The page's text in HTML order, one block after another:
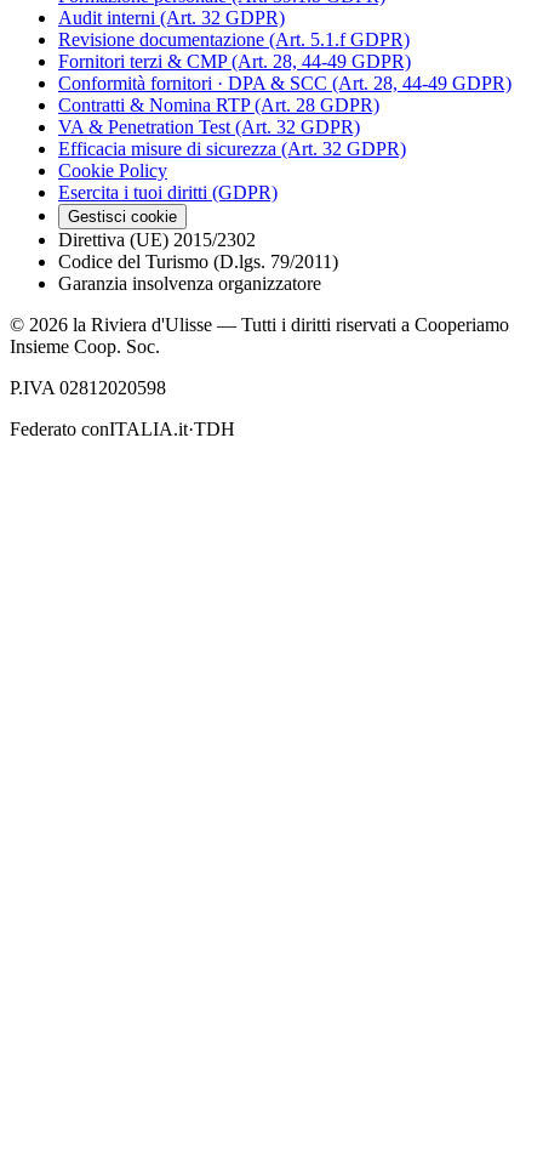
Audit interni (Art. 32 GDPR)
Revisione documentazione (Art. 5.1.f GDPR)
Fornitori terzi & CMP (Art. 28, 44-49 GDPR)
Conformità fornitori · DPA & SCC (Art. 28, 44-49 GDPR)
Contratti & Nomina RTP (Art. 28 GDPR)
VA & Penetration Test (Art. 32 GDPR)
Efficacia misure di sicurezza (Art. 32 GDPR)
Cookie Policy
Esercita i tuoi diritti (GDPR)
Gestisci cookie
Direttiva (UE) 2015/2302
Codice del Turismo (D.lgs. 79/2011)
Garanzia insolvenza organizzatore
© 2026 la Riviera d'Ulisse — Tutti i diritti riservati a Cooperiamo
Insieme Coop. Soc.
P.IVA 02812020598
Federato conITALIA.it·TDH